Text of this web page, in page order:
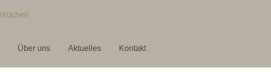
Über uns Aktuelles Kontakt